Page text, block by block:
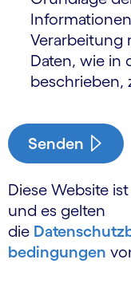
Verarbeitung
Daten, wie in
beschrieben,
Senden
Diese Website
und es gelten
die
bedingungen